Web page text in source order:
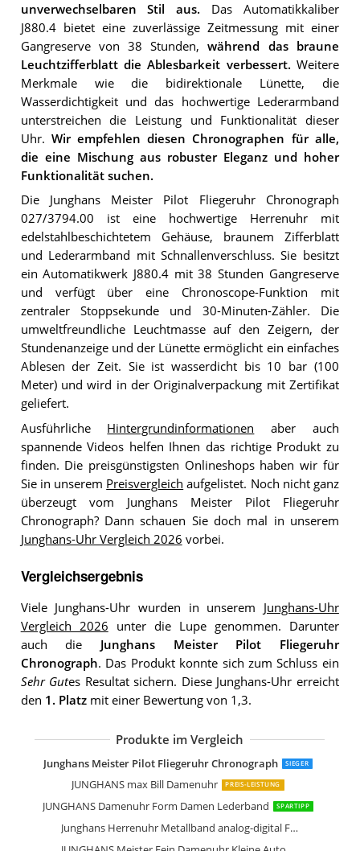
unverwechselbaren Stil aus. Das Automatikkaliber
J880.4 bietet eine zuverlässige Zeitmessung mit einer
Gangreserve von 38 Stunden,während das braune
Leuchtzifferblatt die Ablesbarkeit verbessert. Weitere
Merkmale wie die bidirektionale Lünette, die
Wasserdichtigkeit und das hochwertige Lederarmband
unterstreichen die Leistung und Funktionalität dieser
Uhr. Wir empfehlen diesen Chronographen für alle,
die eine Mischung aus robuster Eleganz und hoher
Funktionalität suchen.
Die Junghans Meister Pilot Fliegeruhr Chronograph
027/3794.00 ist eine hochwertige Herrenuhr mit
edelstahlbeschichtetem Gehäuse, braunem Zifferblatt
und Lederarmband mit Schnallenverschluss. Sie besitzt
ein Automatikwerk J880.4 mit 38 Stunden Gangreserve
und verfügt über eine Chronoscope-Funktion mit
zentraler Stoppsekunde und 30-Minuten-Zähler. Die
umweltfreundliche Leuchtmasse auf den Zeigern, der
Stundenanzeige und der Lünette ermöglicht ein einfaches
Ablesen der Zeit. Sie ist wasserdicht bis 10 bar (100
Meter) und wird in der Originalverpackung mit Zertifikat
geliefert.
Ausführliche Hintergrundinformationen aber auch
spannende Videos helfen Ihnen das richtige Produkt zu
finden. Die preisgünstigsten Onlineshops haben wir für
Sie in unserem Preisvergleich aufgelistet. Noch nicht ganz
überzeugt vom Junghans Meister Pilot Fliegeruhr
Chronograph? Dann schauen Sie doch mal in unserem
Junghans-Uhr Vergleich 2026 vorbei.
Vergleichsergebnis
Viele Junghans-Uhr wurden in unserem Junghans-Uhr
Vergleich 2026 unter die Lupe genommen. Darunter
auch die Junghans Meister Pilot Fliegeruhr
Chronograph. Das Produkt konnte sich zum Schluss ein
Sehr Gutes Resultat sichern. Diese Junghans-Uhr erreicht
den 1. Platzmit einer Bewertung von 1,3.
Produkte im Vergleich
Junghans Meister Pilot Fliegeruhr Chronograph SIEGER
JUNGHANS max Bill Damenuhr PREIS-LEISTUNG
JUNGHANS Damenuhr Form Damen Lederband SPARTIPP
Junghans Herrenuhr Metallband analog-digital Funkuhr Titan
JUNGHANS Damenuhr Meister Fein
JUNGHANS max Bill Unisex-Funkuhr
Junghans Force Funk-Solar-Uhr
JUNGHANS max Bill Damenuhr
JUNGHANS max bill Damenuhr
JUNGHANS max Bill Damen-
JUNGHANS Unisex-Armbanduhr
JUNGHANS Damenuhr Form Grau
JUNGHANS Damenuhr Form Quarz
JUNGHANS Damen-Armbanduhr